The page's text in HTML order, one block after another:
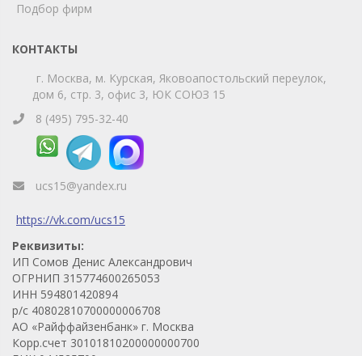
Подбор фирм
КОНТАКТЫ
г. Москва, м. Курская, Яковоапостольский переулок,
дом 6, стр. 3, офис 3, ЮК СОЮЗ 15
8 (495) 795-32-40
ucs15@yandex.ru
https://vk.com/ucs15
Реквизиты:
ИП Сомов Денис Александрович
ОГРНИП 315774600265053
ИНН 594801420894
р/с 40802810700000006708
АО «Райффайзенбанк» г. Москва
Корр.счет 30101810200000000700